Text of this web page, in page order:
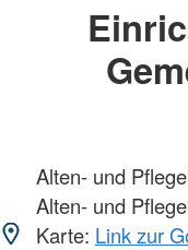
Alten- und
Alten- und
Karte: Link zur